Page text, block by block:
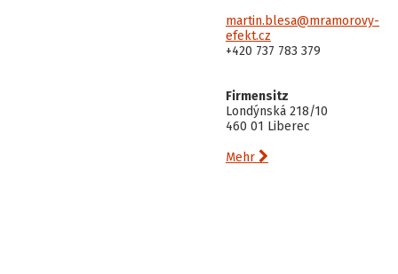
martin.blesa@mramorovy-
efekt.cz
+420 737 783 379
Firmensitz
Londýnská 218/10
460 01 Liberec
Mehr 